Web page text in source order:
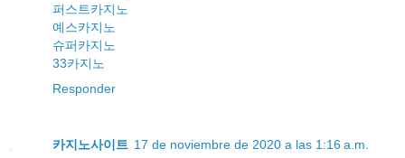
퍼스트카지노
예스카지노
슈퍼카지노
33카지노
Responder
카지노사이트 17 de noviembre de 2020 a las 1:16 a.m.